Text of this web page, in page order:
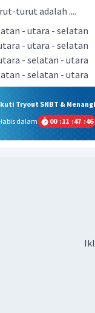
turut adalah ....
- utara - selatan
- utara - selatan
- selatan - utara
- selatan - utara
Tryout SNBT &
dalam
00 :11 :47 :45